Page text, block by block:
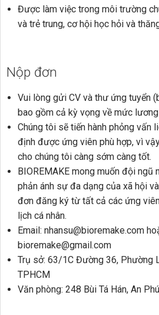
Được làm việc trong môi trường
và trẻ trung, cơ hội học hỏi và
Nộp đơn
Vui lòng gửi CV và thư ứng tuyển
bao gồm cả kỳ vọng về mức lương
Chúng tôi sẽ tiến hành phỏng vấn
định được ứng viên phù hợp, vì
cho chúng tôi càng sớm càng tốt.
BIOREMAKE mong muốn đội ngũ
phản ánh sự đa dạng của xã hội
đơn đăng ký từ tất cả các ứng
lịch cá nhân.
Email: nhansu@bioremake.com
bioremake@gmail.com
Trụ sở: 63/1C Đường 36, Phường
TPHCM
Văn phòng: 248 Bùi Tá Hán, An